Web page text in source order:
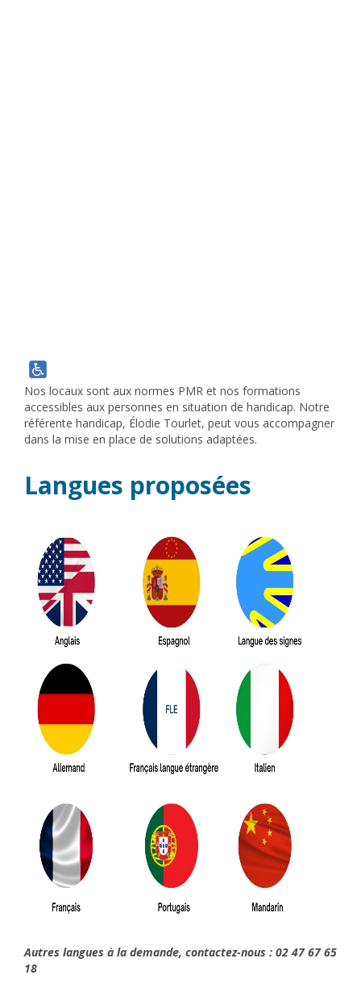
Nos locaux sont aux normes PMR et nos formations
accessibles aux personnes en situation de handicap. Notre
référente handicap, Élodie Tourlet, peut vous accompagner
dans la mise en place de solutions adaptées.
Langues proposées
Autres langues à la demande, contactez-nous : 02 47 67 65
18